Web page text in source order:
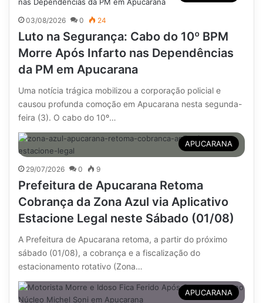
03/08/2026 0 24
Luto na Segurança: Cabo do 10º BPM
Morre Após Infarto nas Dependências
da PM em Apucarana
Uma notícia trágica mobilizou a corporação policial e
causou profunda comoção em Apucarana nesta segunda-
feira (3). O cabo do 10º…
APUCARANA
29/07/2026 0 9
Prefeitura de Apucarana Retoma
Cobrança da Zona Azul via Aplicativo
Estacione Legal neste Sábado (01/08)
A Prefeitura de Apucarana retoma, a partir do próximo
sábado (01/08), a cobrança e a fiscalização do
estacionamento rotativo (Zona…
APUCARANA